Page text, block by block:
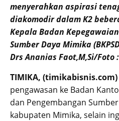
menyerahkan aspirasi
diakomodir dalam K2
Kepala Badan
Sumber Daya Mimika
Drs Ananias Faot,M,Si/Foto
TIMIKA, (timikabisnis.com)
pengawasan ke Badan
dan Pengembangan
kabupaten Mimika, selain